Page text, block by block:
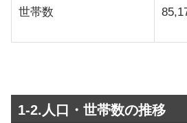
世帯数
1-2.人口・世帯数の推移